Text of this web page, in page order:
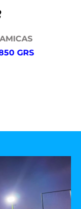
GRS